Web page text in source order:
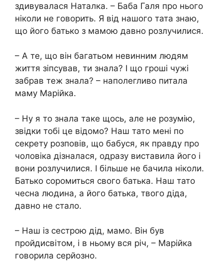
здивувалася Наталка. – Баба Галя про нього
ніколи не говорить. Я від нашого тата знаю,
що його батько з мамою давно розлучилися.
– А те, що він багатьом невинним людям
життя зіпсував, ти знала? І що гроші чужі
забрав теж знала? – наполегливо питала
маму Марійка.
– Ну я то знала таке щось, але не розумію,
звідки тобі це відомо? Наш тато мені по
секрету розповів, що бабуся, як правду про
чоловіка дізналася, одразу виставила його і
вони розлучилися. І більше не бачила ніколи.
Батько соромиться свого батька. Наш тато
чесна людина, а його батька, твого діда,
давно не стало.
– Наш із сестрою дід, мамо. Він був
пройдисвітом, і в ньому вся річ, – Марійка
говорила серйозно.